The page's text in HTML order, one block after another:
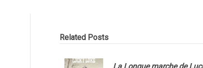
Related Posts